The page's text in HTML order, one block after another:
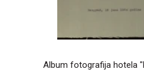
Album fotografija hotela